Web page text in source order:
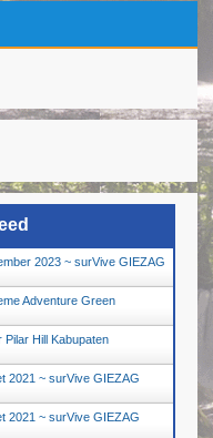
2023 ~ surVive GIEZAG
Adventure Green
Pilar Hill Kabupaten
2021 ~ surVive GIEZAG
2021 ~ surVive GIEZAG